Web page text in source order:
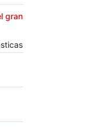
gran